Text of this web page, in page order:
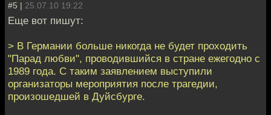
#5 | 25.07.10 19:22
Еще вот пишут:
> В Германии больше никогда не будет проходить
"Парад любви", проводившийся в стране ежегодно с
1989 года. С таким заявлением выступили
организаторы мероприятия после трагедии,
произошедшей в Дуйсбурге.